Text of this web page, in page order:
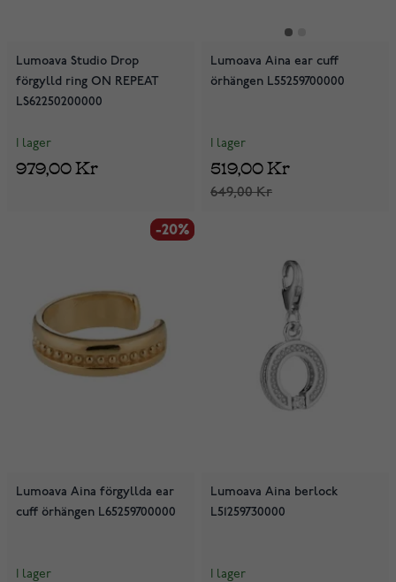
Lumoava Studio Drop
förgylld ring ON REPEAT
LS62250200000
I lager
979,00 Kr
Lumoava Aina ear cuff
örhängen L55259700000
I lager
649,00 Kr
519,00 Kr
-20%
-20%
Lumoava Aina förgyllda ear
cuff örhängen L65259700000
I lager
Lumoava Aina berlock
L51259730000
I lager